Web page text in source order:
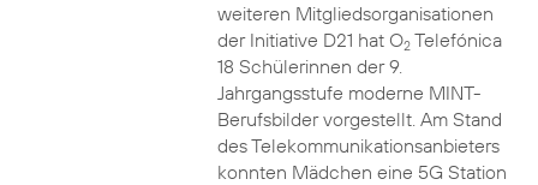
weiteren Mitgliedsorganisationen
der Initiative D21 hat O2Telefónica
18 Schülerinnen der 9.
Jahrgangsstufe moderne MINT-
Berufsbilder vorgestellt. Am Stand
des Telekommunikationsanbieters
konnten Mädchen eine 5G Station